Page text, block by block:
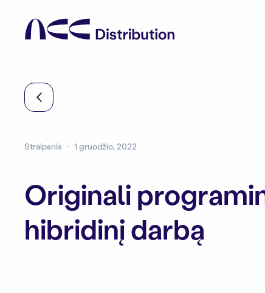
Straipsnis 1 gruodžio, 2022
Originali
hibridinį darbą